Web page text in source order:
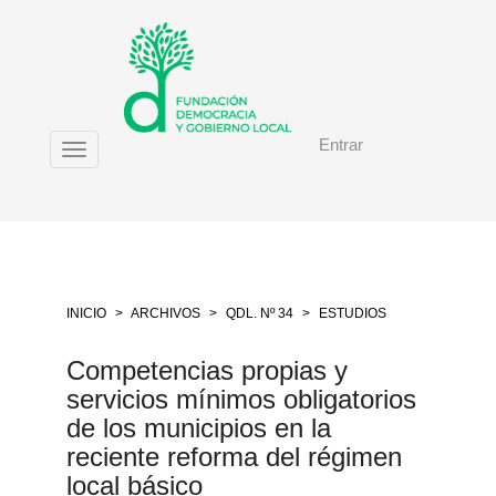
Navegación
Entrar
Toggle
INICIO ARCHIVOS QDL. Nº 34 ESTUDIOS
Competencias propias y
servicios mínimos obligatorios
de los municipios en la
reciente reforma del régimen
local básico